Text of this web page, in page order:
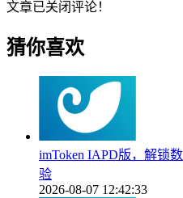
文章已关闭评论！
猜你喜欢
imToken IAPD版，解锁
验
2026-08-07 12:42:33